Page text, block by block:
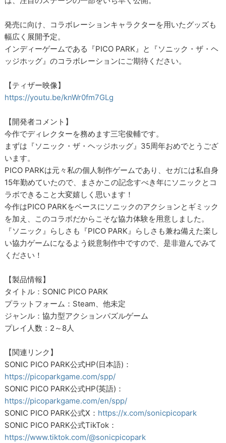
発売に向け、コラボレーションキャラクターを用いたグッズも
幅広く展開予定。
インディーゲームである『PICO PARK』と『ソニック・ザ・ヘ
ッジホッグ』のコラボレーションにご期待ください。
【ティザー映像】
https://youtu.be/knWr0fm7GLg
【開発者コメント】
今作でディレクターを務めます三宅俊輔です。
まずは『ソニック・ザ・ヘッジホッグ』35周年おめでとうござ
います。
PICO PARKは元々私の個人制作ゲームであり、セガには私自身
15年勤めていたので、まさかこの記念すべき年にソニックとコ
ラボできること大変嬉しく思います！
今作はPICO PARKをベースにソニックのアクションとギミック
を加え、このコラボだからこそな協力体験を用意しました。
『ソニック』らしさも『PICO PARK』らしさも兼ね備えた楽し
い協力ゲームになるよう鋭意制作中ですので、是非遊んでみて
ください！
【製品情報】
タイトル：SONIC PICO PARK
プラットフォーム：Steam、他未定
ジャンル：協力型アクションパズルゲーム
プレイ人数：2～8人
【関連リンク】
SONIC PICO PARK公式HP(日本語)：
https://picoparkgame.com/spp/
SONIC PICO PARK公式HP(英語)：
https://picoparkgame.com/en/spp/
SONIC PICO PARK公式X： https://x.com/sonicpicopark
SONIC PICO PARK公式TikTok：
https://www.tiktok.com/@sonicpicopark